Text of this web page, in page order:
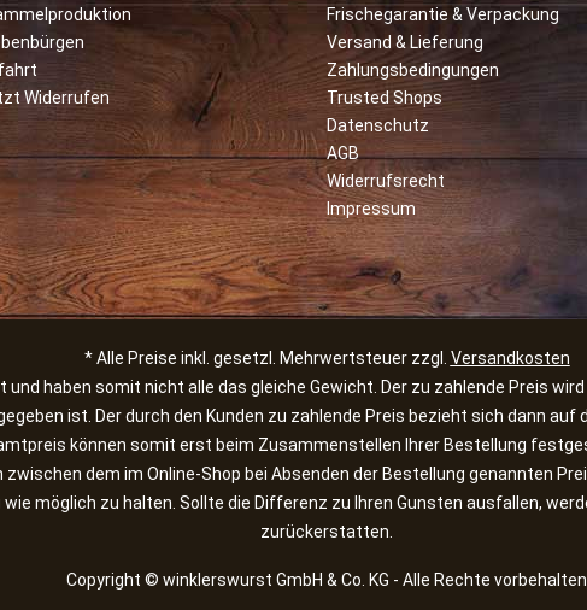
Widerrufen
Frischegarantie & Verpackung
Versand & Lieferung
Zahlungsbedingungen
Trusted Shops
Datenschutz
AGB
Widerrufsrecht
Impressum
* Alle Preise inkl. gesetzl. Mehrwertsteuer zzgl. Versandkosten
haben somit nicht alle das gleiche Gewicht. Der zu zahlende Preis
ist. Der durch den Kunden zu zahlende Preis bezieht sich dann
können somit erst beim Zusammenstellen Ihrer Bestellung
dem im Online-Shop bei Absenden der Bestellung genannten
möglich zu halten. Sollte die Differenz zu Ihren Gunsten ausfallen,
zurückerstatten.
Copyright © winklerswurst GmbH & Co. KG - Alle Rechte vorbehalten